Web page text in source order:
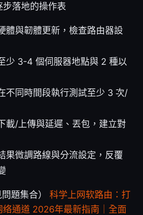
落地的操作表
體與韌體更新，檢查路由器設
少 3-4 個伺服器地點與 2 種以
不同時間段執行測試至少 3 次/
載/上傳與延遲、丟包，建立對
果微調路線與分流設定，反覆
題集合） 科学上网软路由：打
络通道 2026年最新指南｜全面